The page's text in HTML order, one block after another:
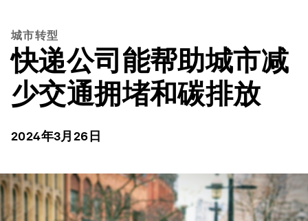
城市转型
快递公司能帮助城市减
少交通拥堵和碳排放
2024年3月26日